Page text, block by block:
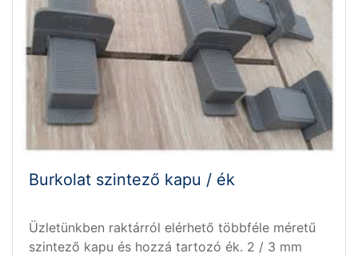
Burkolat szintező kapu / ék
Üzletünkben raktárról elérhető többféle méretű
szintező kapu és hozzá tartozó ék. 2 / 3 mm